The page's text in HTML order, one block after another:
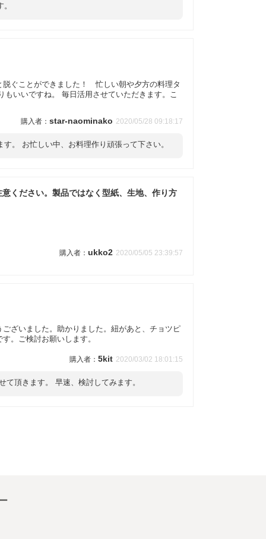
ぐことができました！ 忙しい朝や夕方の料理タ
いいですね。 毎日活用させていただきます。こ
star-naominako 2020/05/28 09:18:17
。 お忙しい中、お料理作り頑張って下さい。
ください。製品ではなく型紙、生地、作り方
ukko2 2020/05/05 23:39:57
ざいました。助かりました。紐があと、チョツピ
。ご検討お願いします。
5kit 2020/03/02 18:01:15
頂きます。 早速、検討してみます。